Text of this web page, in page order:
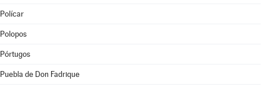
Polícar
Polopos
Pórtugos
Puebla de Don Fadrique